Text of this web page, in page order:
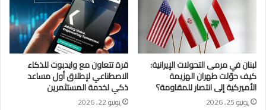
لبنان في مرمى التحولات الإيرانية:
كيف حوّلت طهران الهزيمة
الأميركية إلى انتصار للمقاومة؟
يونيو 25, 2026
قرة تتعاون مع وايدبوت للذكاء
الاصطناعي لإطلاق أول مساعد
ذكي لخدمة المستثمرين
يونيو 22, 2026